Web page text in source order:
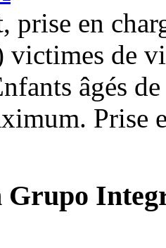
prise en
victimes de
âgés
Prise
Grupo